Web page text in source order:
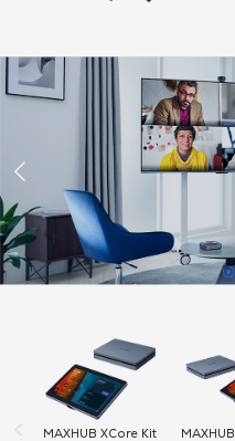
Kit MAXHUB XT10-VB Kit